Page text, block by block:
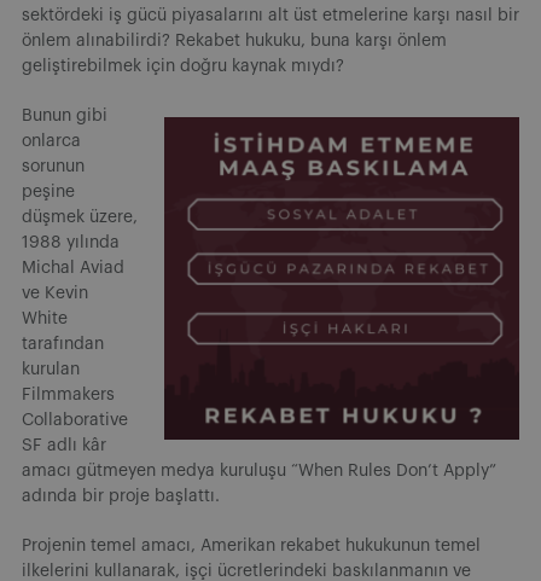
sektördeki iş gücü piyasalarını alt üst etmelerine karşı nasıl bir
önlem alınabilirdi? Rekabet hukuku, buna karşı önlem
geliştirebilmek için doğru kaynak mıydı?
Bunun gibi
onlarca
sorunun
peşine
düşmek üzere,
1988 yılında
Michal Aviad
ve Kevin
White
tarafından
kurulan
Filmmakers
Collaborative
SF adlı kâr
amacı gütmeyen medya kuruluşu “When Rules Don’t Apply”
adında bir proje başlattı.
Projenin temel amacı, Amerikan rekabet hukukunun temel
ilkelerini kullanarak, işçi ücretlerindeki baskılanmanın ve